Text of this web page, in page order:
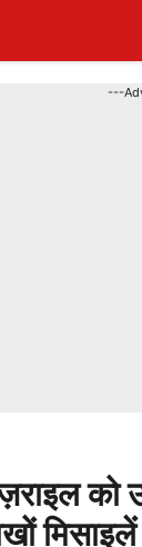
---
को
मिसाइलें